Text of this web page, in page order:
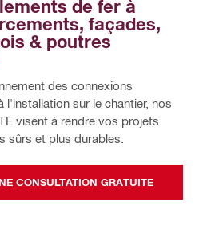
de fer à
façades,
& poutres
des connexions
l'installation sur le chantier, nos
visent à rendre vos projets
sûrs et plus durables.
DEMANDER UNE CONSULTATION GRATUITE